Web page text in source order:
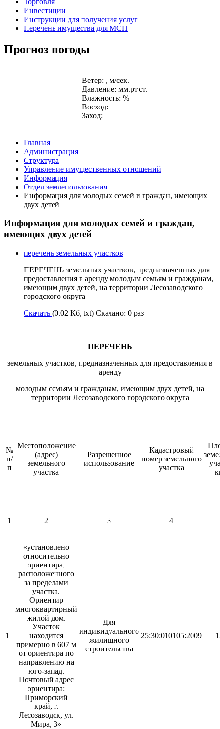
Инвестиции
Инструкции для получения услуг
Перечень имущества для МСП
Прогноз погоды
Ветер: , м/сек.
Давление: мм.рт.ст.
Влажность: %
Восход:
Заход:
Главная
Администрация
Структура
Управление имущественных отношений
Информация
Отдел землепользования
Информация для молодых семей и граждан, имеющих
двух детей
Информация для молодых семей и граждан,
имеющих двух детей
перечень земельных участков
ПЕРЕЧЕНЬ земельных участков, предназначенных для
предоставления в аренду молодым семьям и гражданам,
имеющим двух детей, на территории Лесозаводского
городского округа
Скачать (0.02 Кб, txt) Скачано: 0 раз
ПЕРЕЧЕНЬ
земельных участков, предназначенных для предоставления в
аренду
молодым семьям и гражданам, имеющим двух детей, на
территории Лесозаводского городского округа
№
п/
п
Местоположение
(адрес)
земельного
участка
Разрешенное
использование
Кадастровый
номер земельного
участка
1 2 3 4
1
«установлено
относительно
ориентира,
расположенного
за пределами
участка.
Ориентир
многоквартирный
жилой дом.
Участок
находится
примерно в 607 м
от ориентира по
направлению на
юго-запад.
Почтовый адрес
ориентира:
Приморский
край, г.
Лесозаводск, ул.
Мира, 3»
Для
индивидуального
жилищного
строительства
25:30:010105:2009